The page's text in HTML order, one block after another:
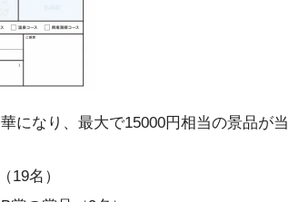
になり、最大で15000円相当の景品が当
19名）